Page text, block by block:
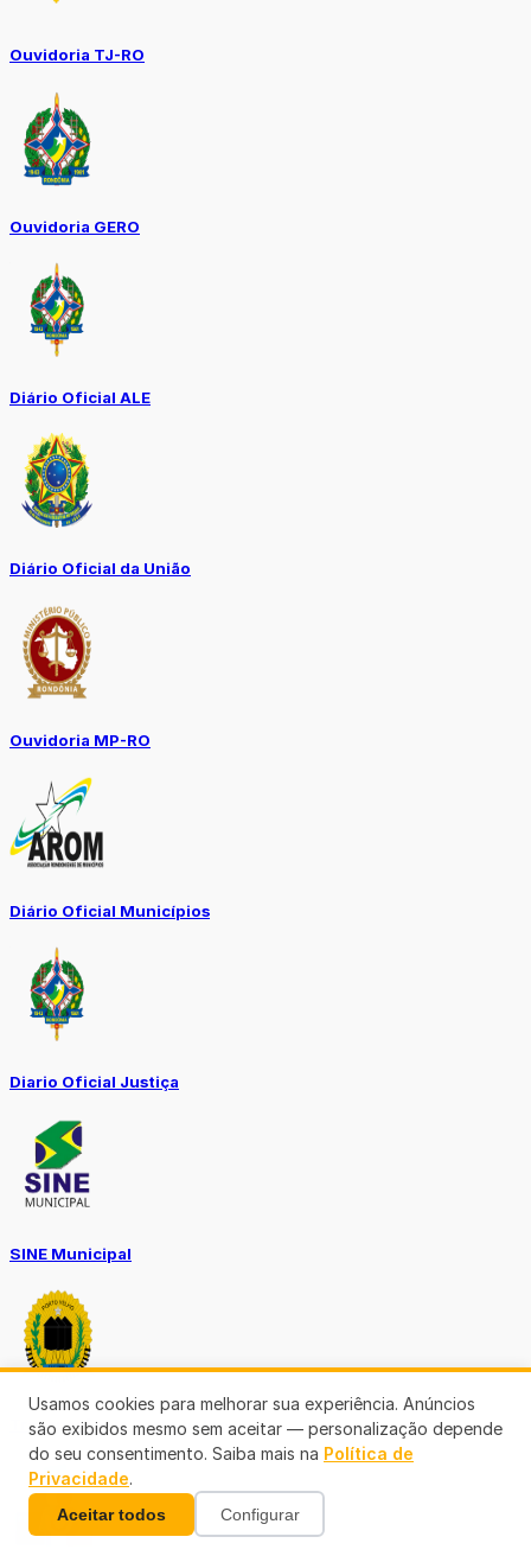
Ouvidoria TJ-RO
Ouvidoria GERO
Diário Oficial ALE
Diário Oficial da União
Ouvidoria MP-RO
Diário Oficial Municípios
Diario Oficial Justiça
SINE Municipal
Transparência Porto Velho
Usamos cookies para melhorar sua experiência. Anúncios
são exibidos mesmo sem aceitar — personalização depende
do seu consentimento. Saiba mais na Política de
Privacidade.
Aceitar todos Configurar